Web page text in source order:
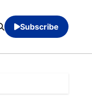
Subscribe